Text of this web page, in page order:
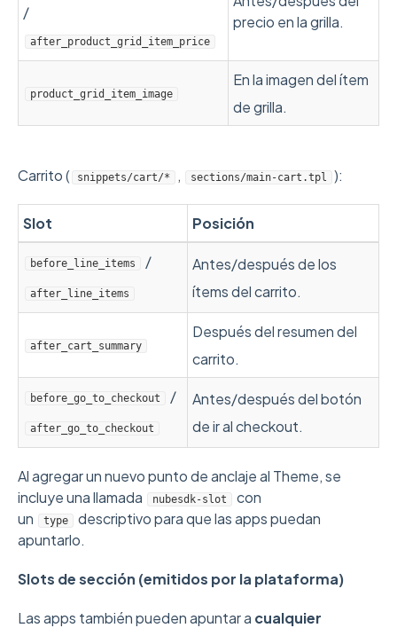
/
after_product_grid_item_price
precio en la grilla.
product_grid_item_image
En la imagen del ítem
de grilla.
Carrito ( snippets/cart/* , sections/main-cart.tpl ):
Slot Posición
before_line_items /
after_line_items
Antes/después de los
ítems del carrito.
after_cart_summary
Después del resumen del
carrito.
before_go_to_checkout /
after_go_to_checkout
Antes/después del botón
de ir al checkout.
Al agregar un nuevo punto de anclaje al Theme, se
incluye una llamada
nubesdk-slot
con
un
type
descriptivo para que las apps puedan
apuntarlo.
Slots de sección (emitidos por la plataforma)
Las apps también pueden apuntar a cualquier